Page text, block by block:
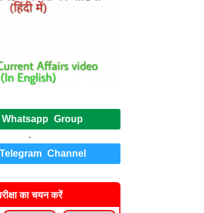
Group
.
Channel
का चयन करें